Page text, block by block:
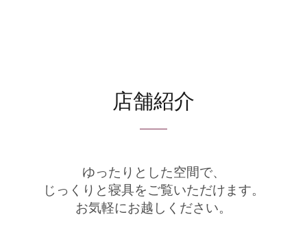
店舗紹介
ゆったりとした空間で、
じっくりと寝具をご覧いただけます。
お気軽にお越しください。